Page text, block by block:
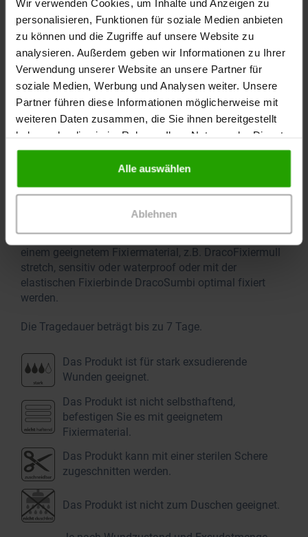
Wir verwenden Cookies, um Inhalte und Anzeigen zu
personalisieren, Funktionen für soziale Medien anbieten
zu können und die Zugriffe auf unsere Website zu
analysieren. Außerdem geben wir Informationen zu Ihrer
Verwendung unserer Website an unsere Partner für
soziale Medien, Werbung und Analysen weiter. Unsere
Partner führen diese Informationen möglicherweise mit
weiteren Daten zusammen, die Sie ihnen bereitgestellt
haben oder die sie im Rahmen Ihrer Nutzung der Dienste
gesammelt haben.
Alle auswählen
Ablehnen
Patientenkomfort wird durch die wasserabweisende,
dampfdurchlässige und keimdichte Polyurethanfolie
gewährleistet. Die Beurteilung der Exsudatsituation
wird durch das aufgedruckte Exsudatraster
vereinfacht. Die stark absorbierende
Schaumstoffwundauflage eignet sich zur Versorgung
akuter und chronischer, mäßig bis stark exsudierender
Wunden in der Exsudations- und Granulationsphase,
bei oberflächlichen Wunden, Ulcus cruris, Dekubitus,
Diabetischem Fuß, Verbrennungen 2. Grades sowie
DracoFoam oval kann auch unter
Kompressionstherapie verwendet werden.
DracoFoam oval ist nicht selbsthaftend und kann mit
einem geeignetem Fixiermaterial, z.B. DracoFixiermull
stretch, sensitiv oder waterproof oder mit der
elastischen Fixierbinde DracoSumbi optimal fixiert
werden.
Die Tragedauer beträgt bis zu 7 Tage.
Das Produkt ist für stark exsudierende
Wunden geeignet.
Das Produkt ist nicht selbsthaftend,
befestigen Sie es mit geeignetem
Fixiermaterial.
Das Produkt kann mit einer sterilen Schere
zugeschnitten werden.
Das Produkt ist nicht zum Duschen geeignet.